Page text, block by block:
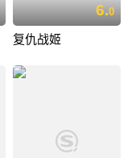
6.0
复仇战姬